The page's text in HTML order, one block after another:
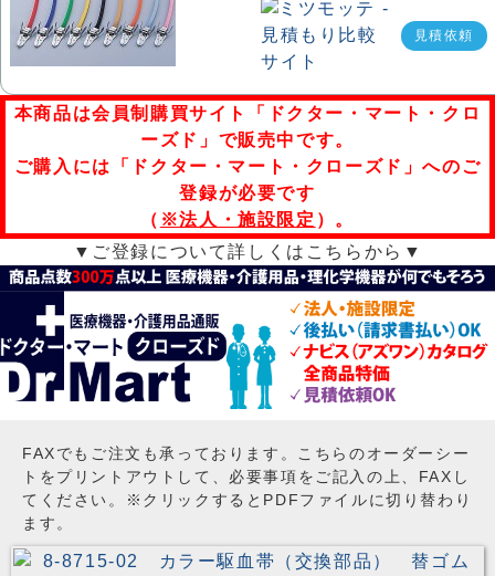
見積依頼
本商品は会員制購買サイト「ドクター・マート・クロ
ーズド」で販売中です。
ご購入には「ドクター・マート・クローズド」へのご
登録が必要です
（ ※法人・施設限定 ）。
▼ご登録について詳しくはこちらから▼
FAXでもご注文も承っております。こちらのオーダーシー
トをプリントアウトして、必要事項をご記入の上、FAXし
てください。※クリックするとPDFファイルに切り替わり
ます。